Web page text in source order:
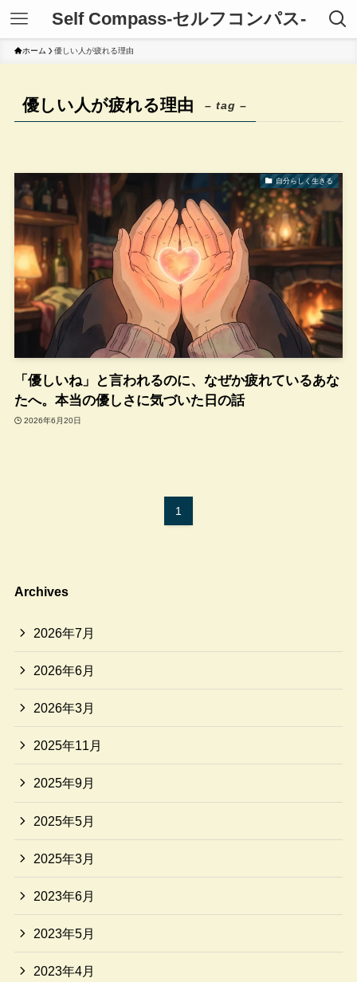
Self Compass-セルフコンパス-
ホーム 優しい人が疲れる理由
優しい人が疲れる理由 – tag –
自分らしく生きる
「優しいね」と言われるのに、なぜか疲れているあな
たへ。本当の優しさに気づいた日の話
2026年6月20日
1
Archives
2026年7月
2026年6月
2026年3月
2025年11月
2025年9月
2025年5月
2025年3月
2023年6月
2023年5月
2023年4月